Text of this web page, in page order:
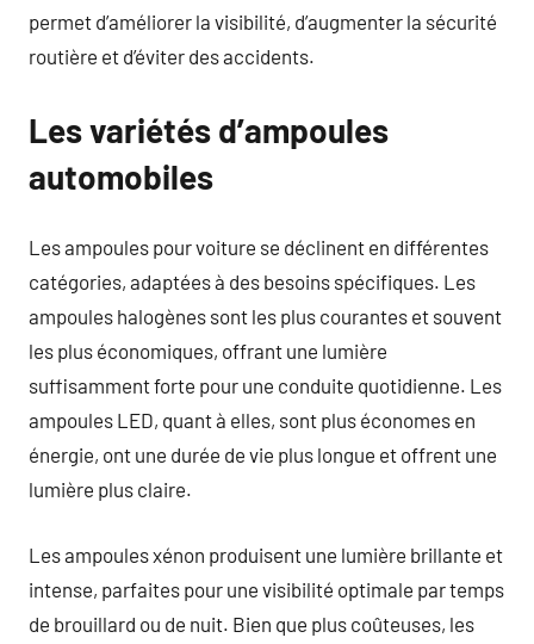
permet d’améliorer la visibilité, d’augmenter la sécurité
routière et d’éviter des accidents.
Les variétés d’ampoules
automobiles
Les ampoules pour voiture se déclinent en différentes
catégories, adaptées à des besoins spécifiques. Les
ampoules halogènes sont les plus courantes et souvent
les plus économiques, offrant une lumière
suffisamment forte pour une conduite quotidienne. Les
ampoules LED, quant à elles, sont plus économes en
énergie, ont une durée de vie plus longue et offrent une
lumière plus claire.
Les ampoules xénon produisent une lumière brillante et
intense, parfaites pour une visibilité optimale par temps
de brouillard ou de nuit. Bien que plus coûteuses, les